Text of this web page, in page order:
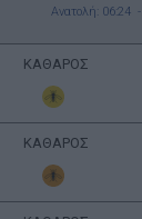
Ανατολή: 06:24
ΚΑΘΑΡΟΣ
ΚΑΘΑΡΟΣ